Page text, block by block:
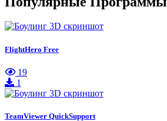
FlightHero Free
19
1
TeamViewer QuickSupport